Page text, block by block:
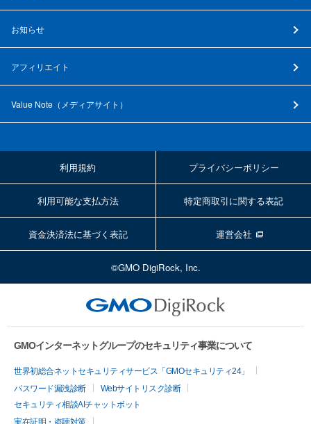
お知らせ
アフィリエイト
Value Note（ メディアサイト ）
利用規約 プライバシーポリシー
利用可能な支払方法 特定商取引に関する表記
資金決済法に基づく表記 運営会社
©GMO DigiRock, Inc.
GMOインターネットグループのセキュリティ事業について
世界初総合ネットセキュリティサービス「GMOセキュリティ24」
パスワード漏洩診断
Webサイトリスク診断
セキュリティ相談AIチャットボット
実在証明・盗聴対策